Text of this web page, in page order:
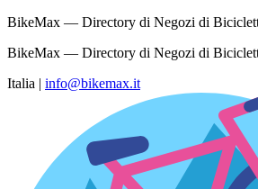
BikeMax — Directory di Negozi di
BikeMax — Directory di Negozi di
Italia | info@bikemax.it